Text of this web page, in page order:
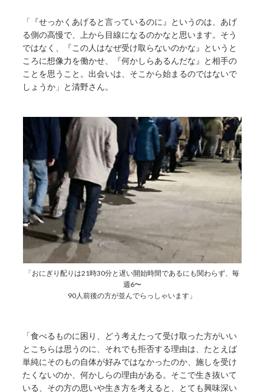
「『せっかくあげると言っているのに』というのは、あげ
る側の高慢で、上から目線になるのかなと思います。そう
ではなく、『この人はなぜ受け取らないのかな』というと
ころに想像力を働かせ、『何かしらあるんだな』と相手の
ことを思うこと。出会いは、そこから始まるのではないで
しょうか」と清野さん。
「おにぎり配りは21時30分と遅い開始時間であるにも関わらず、毎
週6〜
90人前後の方が並んでらっしゃいます」
「食べるものに困り、どう考えたって受け取った方がいい
とこちらは思うのに、それでも拒否する理由は、たとえば
単純にそのもの自体が好みではなかったのか、施しを受け
たくないのか、何かしらの理由がある。そこで生き抜いて
いる、その方の思いや生き方を考えると、とても興味深い